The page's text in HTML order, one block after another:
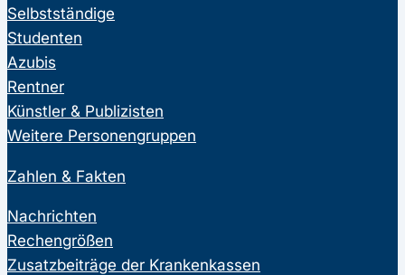
Selbstständige
Studenten
Azubis
Rentner
Künstler & Publizisten
Weitere Personengruppen
Zahlen & Fakten
Nachrichten
Rechengrößen
Zusatzbeiträge der Krankenkassen